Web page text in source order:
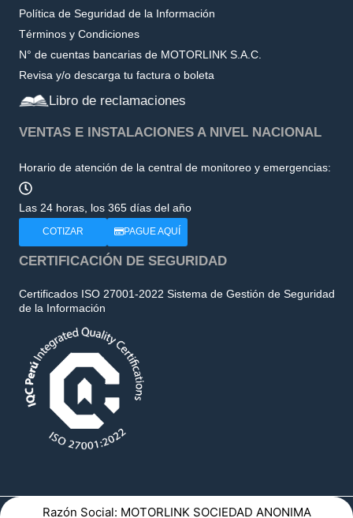
Política de Seguridad de la Información
Términos y Condiciones
N° de cuentas bancarias de MOTORLINK S.A.C.
Revisa y/o descarga tu factura o boleta
Libro de reclamaciones
VENTAS E INSTALACIONES A NIVEL NACIONAL
Horario de atención de la central de monitoreo y emergencias:
Las 24 horas, los 365 días del año
COTIZAR PAGUE AQUÍ
CERTIFICACIÓN DE SEGURIDAD
Certificados ISO 27001-2022 Sistema de Gestión de Seguridad
de la Información
Razón Social: MOTORLINK SOCIEDAD ANONIMA